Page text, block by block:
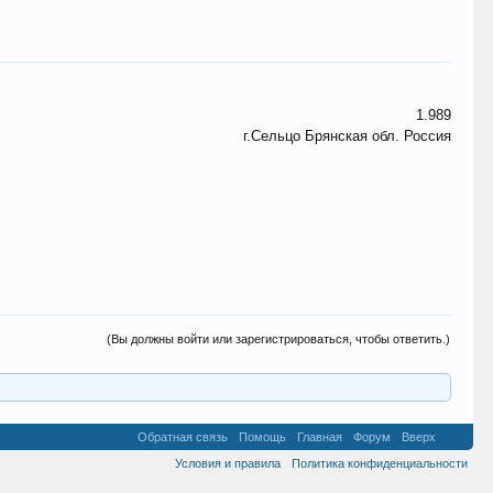
1.989
г.Сельцо Брянская обл. Россия
(Вы должны войти или зарегистрироваться, чтобы ответить.)
Обратная связь Помощь Главная Форум
Вверх
Условия и правила
Политика конфиденциальности